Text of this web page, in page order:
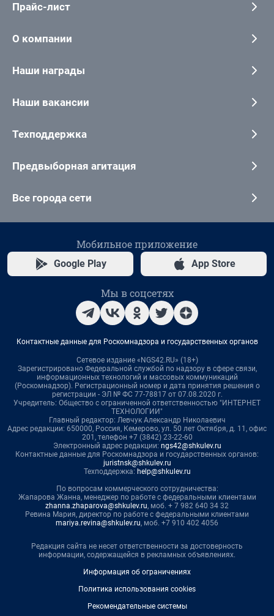
Прайс-лист
О компании
Наши награды
Наши вакансии
Техподдержка
Предвыборная агитация
Все города сети
Мобильное приложение
Google Play App Store
Мы в соцсетях
Контактные данные для Роскомнадзора и государственных органов
Сетевое издание «NGS42.RU» (18+)
Зарегистрировано Федеральной службой по надзору в сфере связи,
информационных технологий и массовых коммуникаций
(Роскомнадзор). Регистрационный номер и дата принятия решения о
регистрации - ЭЛ № ФС 77-78817 от 07.08.2020 г.
Учредитель: Общество с ограниченной ответственностью "ИНТЕРНЕТ
ТЕХНОЛОГИИ"
Главный редактор: Левчук Александр Николаевич
Адрес редакции: 650000, Россия, Кемерово, ул. 50 лет Октября, д. 11, офис
201, телефон +7 (3842) 23-22-60
Электронный адрес редакции: ngs42@shkulev.ru
Контактные данные для Роскомнадзора и государственных органов:
juristnsk@shkulev.ru
Техподдержка: help@shkulev.ru
По вопросам коммерческого сотрудничества:
Жапарова Жанна, менеджер по работе с федеральными клиентами
zhanna.zhaparova@shkulev.ru, моб. + 7 982 640 34 32
Ревина Мария, директор по работе с федеральными клиентами
mariya.revina@shkulev.ru, моб. +7 910 402 4056
Редакция сайта не несет ответственности за достоверность
информации, содержащейся в рекламных объявлениях.
Информация об ограничениях
Политика использования cookies
Рекомендательные системы